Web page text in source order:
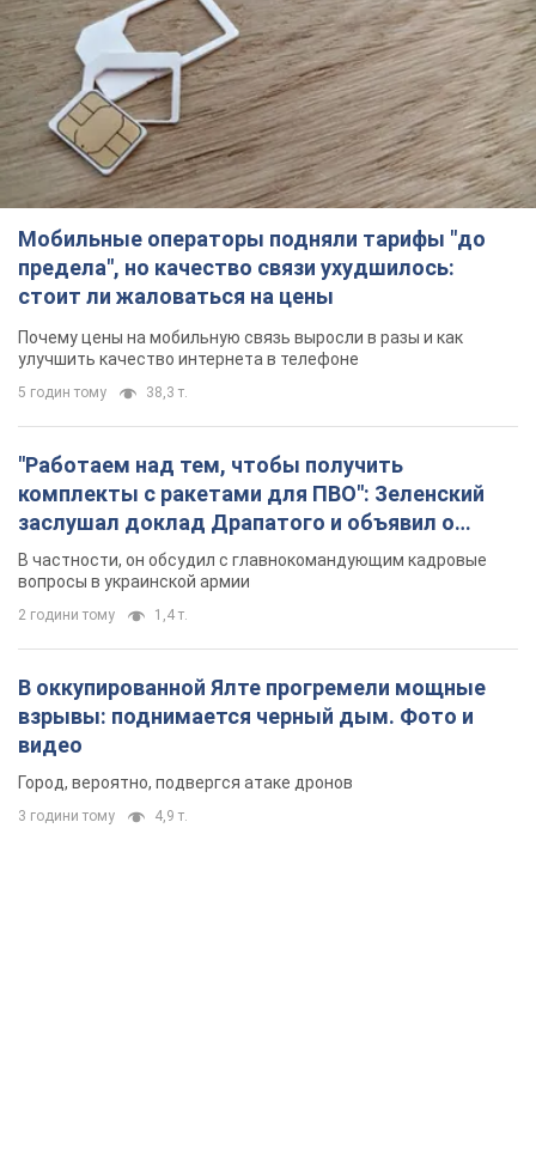
Мобильные операторы подняли тарифы "до
предела", но качество связи ухудшилось:
стоит ли жаловаться на цены
Почему цены на мобильную связь выросли в разы и как
улучшить качество интернета в телефоне
5 годин тому 38,3 т.
"Работаем над тем, чтобы получить
комплекты с ракетами для ПВО": Зеленский
заслушал доклад Драпатого и объявил о
новых мерах
В частности, он обсудил с главнокомандующим кадровые
вопросы в украинской армии
2 години тому 1,4 т.
В оккупированной Ялте прогремели мощные
взрывы: поднимается черный дым. Фото и
видео
Город, вероятно, подвергся атаке дронов
3 години тому 4,9 т.